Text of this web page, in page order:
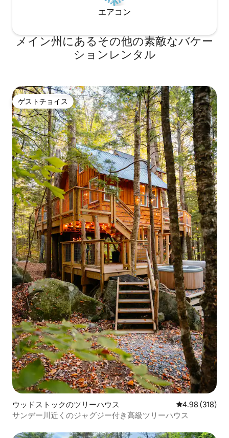
エアコン
メイン州にあるその他の素敵なバケー
ションレンタル
ゲストチョイス
ゲストチョイス
ウッドストックのツリーハウス レビュー318
4.98 (318)
サンデー川近くのジャグジー付き高級ツリーハウス